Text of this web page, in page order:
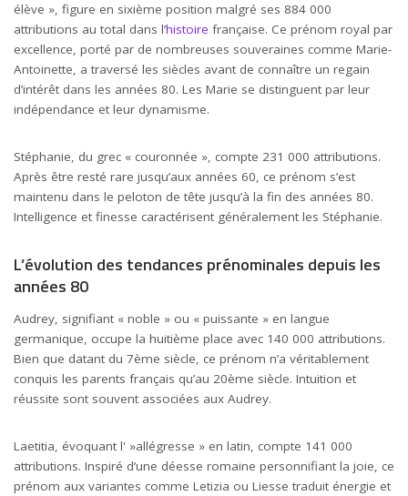
élève », figure en sixième position malgré ses 884 000
attributions au total dans l’histoire française. Ce prénom royal par
excellence, porté par de nombreuses souveraines comme Marie-
Antoinette, a traversé les siècles avant de connaître un regain
d’intérêt dans les années 80. Les Marie se distinguent par leur
indépendance et leur dynamisme.
Stéphanie, du grec « couronnée », compte 231 000 attributions.
Après être resté rare jusqu’aux années 60, ce prénom s’est
maintenu dans le peloton de tête jusqu’à la fin des années 80.
Intelligence et finesse caractérisent généralement les Stéphanie.
L’évolution des tendances prénominales depuis les
années 80
Audrey, signifiant « noble » ou « puissante » en langue
germanique, occupe la huitième place avec 140 000 attributions.
Bien que datant du 7ème siècle, ce prénom n’a véritablement
conquis les parents français qu’au 20ème siècle. Intuition et
réussite sont souvent associées aux Audrey.
Laetitia, évoquant l' »allégresse » en latin, compte 141 000
attributions. Inspiré d’une déesse romaine personnifiant la joie, ce
prénom aux variantes comme Letizia ou Liesse traduit énergie et